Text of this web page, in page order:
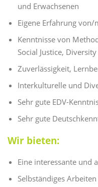
und Erwachsenen
Eigene Erfahrung von/
Kenntnisse von
Social Justice,
Zuverlässigkeit,
Interkulturelle und
Sehr gute EDV-
Sehr gute
Wir bieten:
Eine interessante und
Selbständiges